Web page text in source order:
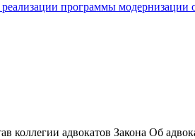
программы модернизации
коллегии адвокатов Закона Об